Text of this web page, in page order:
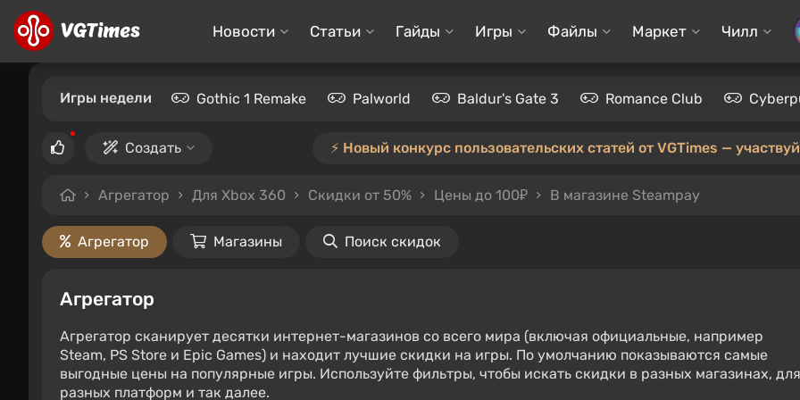
Новости Статьи Гайды Игры Файлы Маркет Чилл
Игры недели Gothic 1 Remake Palworld Baldur's Gate 3 Romance Club
Создать ⚡️ Новый конкурс пользовательских статей от VGTimes —
Агрегатор Для Xbox 360 Скидки от 50% Цены до 100₽ В магазине Steampay
Агрегатор Магазины Поиск скидок
Агрегатор
Агрегатор сканирует десятки интернет-магазинов со всего мира (включая официальные, например
Steam, PS Store и Epic Games) и находит лучшие скидки на игры. По умолчанию показываются самые
выгодные цены на популярные игры. Используйте фильтры, чтобы искать скидки в разных магазинах, для
разных платформ и так далее.